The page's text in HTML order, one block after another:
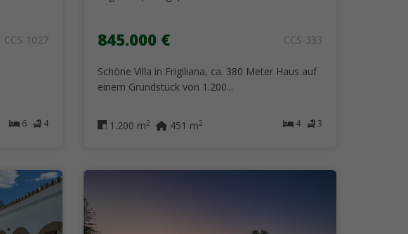
CCS-1027
6 4
845.000 € CCS-333
Schöne Villa in Frigiliana, ca. 380 Meter Haus auf
einem Grundstück von 1.200...
4 3
1.200 m2 451 m2